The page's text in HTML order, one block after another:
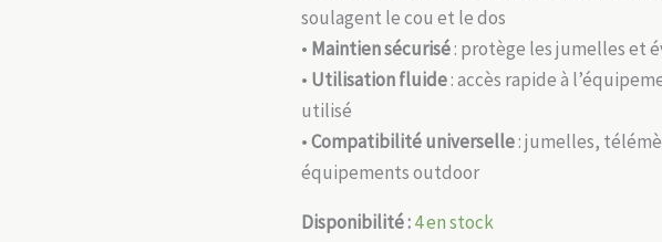
soulagent le cou et le dos
• Maintien sécurisé: protège les jumelles et
• Utilisation fluide: accès rapide à
utilisé
•Compatibilité universelle: jumelles,
équipements outdoor
Disponibilité :4 en stock